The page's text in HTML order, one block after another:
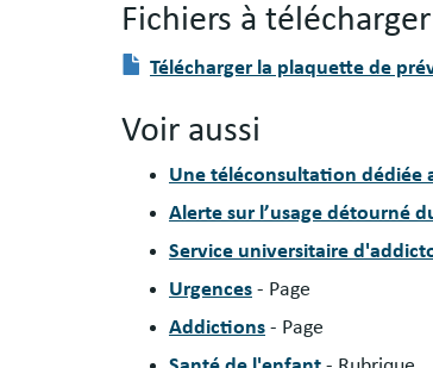
Fichiers à
Fichier(s)
télécharger
Document
Télécharger la plaquette de
Voir aussi
Une téléconsultation dédiée
Alerte sur l’usage détourné
Service universitaire
Urgences - Page
Addictions - Page